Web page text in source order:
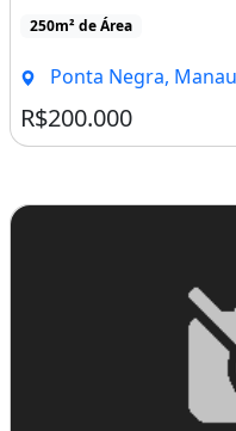
250m² de Área
Ponta Negra,
R$200.000